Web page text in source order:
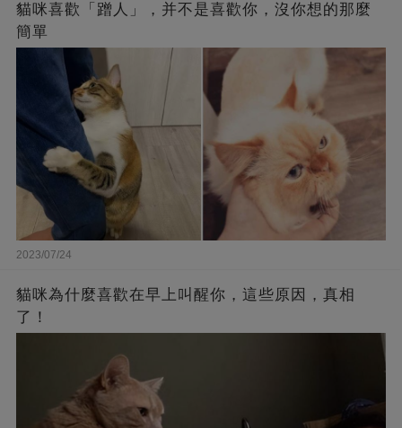
貓咪喜歡「蹭人」，并不是喜歡你，沒你想的那麼
簡單
2023/07/24
貓咪為什麼喜歡在早上叫醒你，這些原因，真相
了！